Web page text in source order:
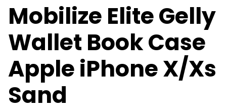
Mobilize Elite Gelly
Wallet Book Case
Apple iPhone X/Xs
Sand